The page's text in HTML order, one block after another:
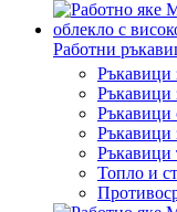
Работни
Ръкавици
Ръкавици
Ръкавици
Ръкавици
Ръкавици
Топло и